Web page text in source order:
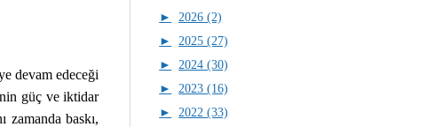
devam edeceği
güç ve iktidar
zamanda baskı,
►
2026 (2)
►
2025 (27)
►
2024 (30)
►
2023 (16)
►
2022 (33)